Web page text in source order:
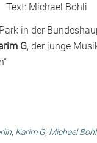
Text: Michael Bohli
in der
G, der junge
, Karim G, Michael